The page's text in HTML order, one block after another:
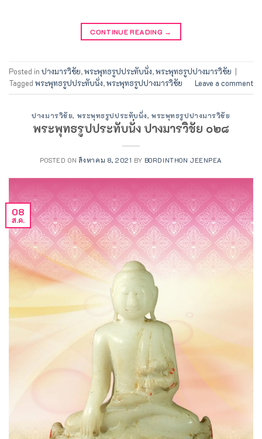
CONTINUE READING →
Posted in ปางมารวิชัย,พระพุทธรูปประทับนั่ง,พระพุทธรูปปางมารวิชัย
Tagged พระพุทธรูปประทับนั่ง,พระพุทธรูปปางมารวิชัย Leave a comment
ปางมารวิชัย, พระพุทธรูปประทับนั่ง,พระพุทธรูปปางมารวิชัย
พระพุทธรูปประทับนั่ง ปางมารวิชัย ๐๒๘
POSTED ON สิงหาคม 8, 2021 BY BORDINTHON JEENPEA
08
ส.ค.